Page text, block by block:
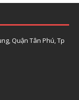
Quận Tân Phú, Tp